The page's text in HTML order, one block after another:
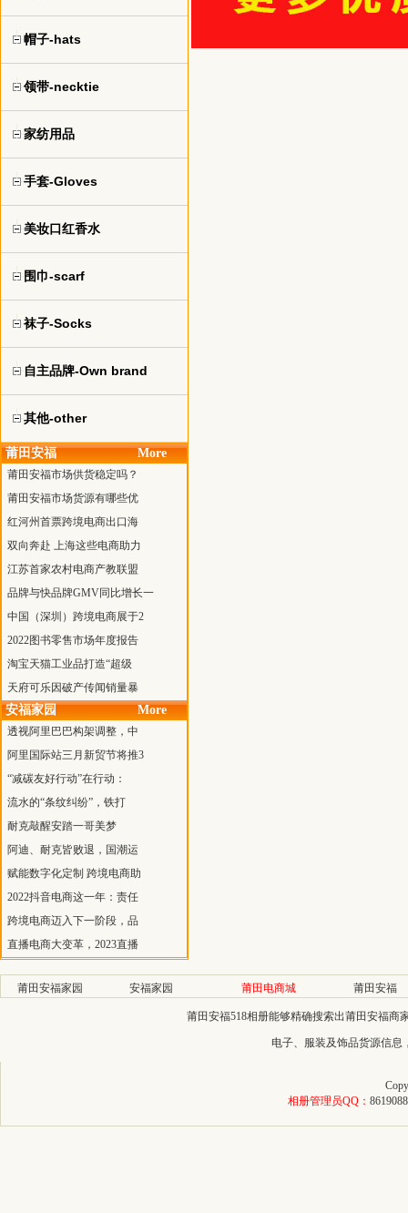
帽子-hats
领带-necktie
家纺用品
手套-Gloves
美妆口红香水
围巾-scarf
袜子-Socks
自主品牌-Own brand
其他-other
莆田安福 More
莆田安福市场供货稳定吗？
莆田安福市场货源有哪些优
红河州首票跨境电商出口海
双向奔赴 上海这些电商助力
江苏首家农村电商产教联盟
品牌与快品牌GMV同比增长一
中国（深圳）跨境电商展于2
2022图书零售市场年度报告
淘宝天猫工业品打造“超级
天府可乐因破产传闻销量暴
安福家园 More
透视阿里巴巴构架调整，中
阿里国际站三月新贸节将推3
“减碳友好行动”在行动：
流水的“条纹纠纷”，铁打
耐克敲醒安踏一哥美梦
阿迪、耐克皆败退，国潮运
赋能数字化定制 跨境电商助
2022抖音电商这一年：责任
跨境电商迈入下一阶段，品
直播电商大变革，2023直播
莆田安福家园 安福家园 莆田电商城 莆田安福
莆田安福518相册能够精确搜索出莆田安福商
电子、服装及饰品货源信
相册管理员QQ： 8619088